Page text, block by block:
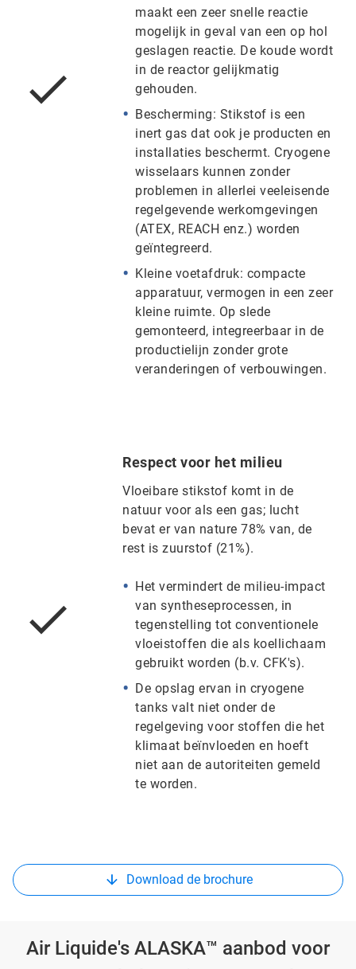
maakt een zeer snelle reactie
mogelijk in geval van een op hol
geslagen reactie. De koude wordt
in de reactor gelijkmatig
gehouden.
Bescherming: Stikstof is een
inert gas dat ook je producten en
installaties beschermt. Cryogene
wisselaars kunnen zonder
problemen in allerlei veeleisende
regelgevende werkomgevingen
(ATEX, REACH enz.) worden
geïntegreerd.
Kleine voetafdruk: compacte
apparatuur, vermogen in een zeer
kleine ruimte. Op slede
gemonteerd, integreerbaar in de
productielijn zonder grote
veranderingen of verbouwingen.
Respect voor het milieu
Vloeibare stikstof komt in de
natuur voor als een gas; lucht
bevat er van nature 78% van, de
rest is zuurstof (21%).
Het vermindert de milieu-impact
van syntheseprocessen, in
tegenstelling tot conventionele
vloeistoffen die als koellichaam
gebruikt worden (b.v. CFK's).
De opslag ervan in cryogene
tanks valt niet onder de
regelgeving voor stoffen die het
klimaat beïnvloeden en hoeft
niet aan de autoriteiten gemeld
te worden.
Download de brochure
Air Liquide's ALASKA™ aanbod voor